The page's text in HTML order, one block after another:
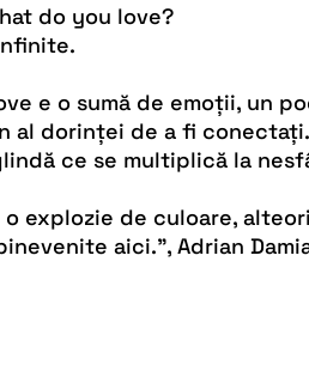
do you love?
e o sumă de emoții, un
al dorinței de a fi conectați.
ce se multiplică la
explozie de culoare,
aici.”, Adrian